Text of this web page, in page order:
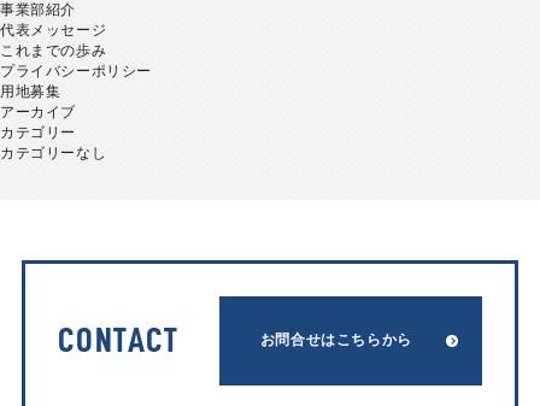
事業部紹介
代表メッセージ
これまでの歩み
プライバシーポリシー
用地募集
アーカイブ
カテゴリー
カテゴリーなし
CONTACT お問合せはこちらから